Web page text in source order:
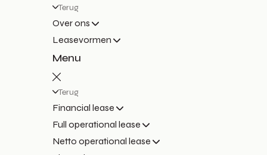
Terug
Over ons
Leasevormen
Menu
Terug
Financial lease
Full operational lease
Netto operational lease